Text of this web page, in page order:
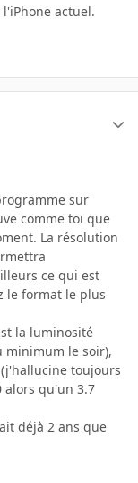
actuel.
sur
comme toi que
La résolution
ce qui est
le format le plus
la luminosité
minimum le soir),
toujours
alors qu'un 3.7
déjà 2 ans que